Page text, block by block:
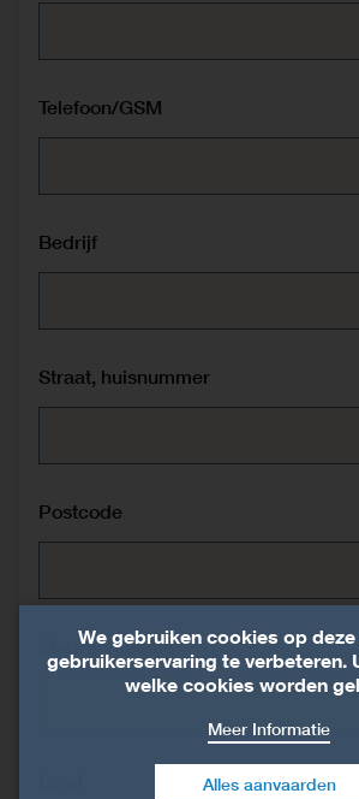
Telefoon/GSM
Bedrijf
Straat, huisnummer
Postcode
Stad/gemeente
We gebruiken cookies op
gebruikerservaring te verbeteren.
welke cookies worden
Meer Informatie
Alles aanvaarden